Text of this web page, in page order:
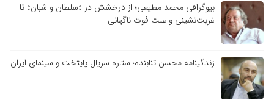
بیوگرافی محمد مطیعی؛ از درخشش در «سلطان و شبان» تا
غربت‌نشینی و علت فوت ناگهانی
زندگینامه محسن تنابنده؛ ستاره سریال پایتخت و سینمای ایران